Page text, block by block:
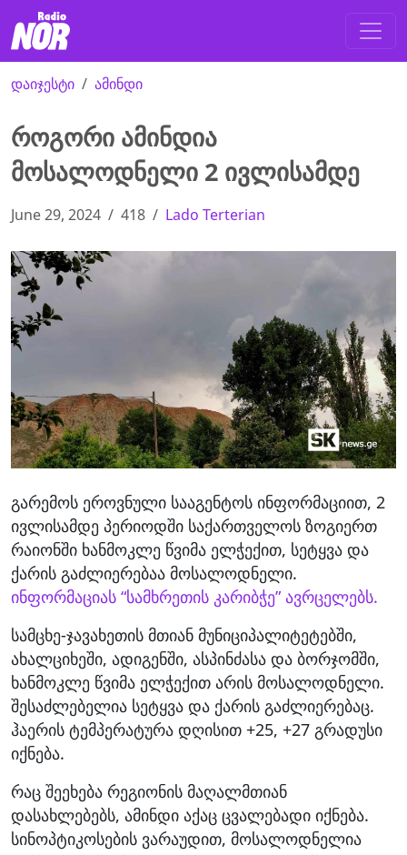
დაიჯესტი ამინდი
როგორი ამინდია
მოსალოდნელი 2 ივლისამდე
June 29, 2024 418 Lado Terterian
გარემოს ეროვნული სააგენტოს ინფორმაციით, 2
ივლისამდე პერიოდში საქართველოს ზოგიერთ
რაიონში ხანმოკლე წვიმა ელჭექით, სეტყვა და
ქარის გაძლიერებაა მოსალოდნელი.
ინფორმაციას “სამხრეთის კარიბჭე” ავრცელებს.
სამცხე-ჯავახეთის მთიან მუნიციპალიტეტებში,
ახალციხეში, ადიგენში, ასპინძასა და ბორჯომში,
ხანმოკლე წვიმა ელჭექით არის მოსალოდნელი.
შესაძლებელია სეტყვა და ქარის გაძლიერებაც.
ჰაერის ტემპერატურა დღისით +25, +27 გრადუსი
იქნება.
რაც შეეხება რეგიონის მაღალმთიან
დასახლებებს, ამინდი აქაც ცვალებადი იქნება.
სინოპტიკოსების ვარაუდით, მოსალოდნელია